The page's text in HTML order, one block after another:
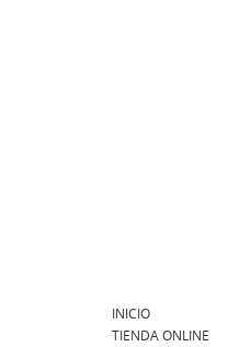
INICIO
TIENDA ONLINE